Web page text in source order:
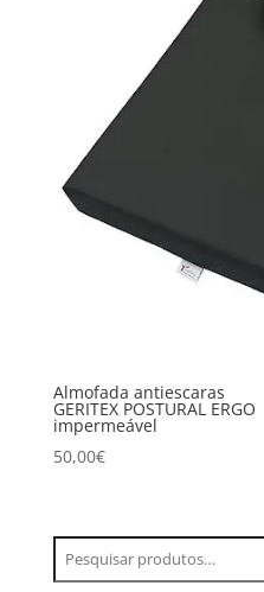
Almofada antiescaras
GERITEX POSTURAL ERGO
impermeável
50,00€